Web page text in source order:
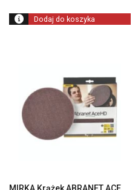
Dodaj do koszyka